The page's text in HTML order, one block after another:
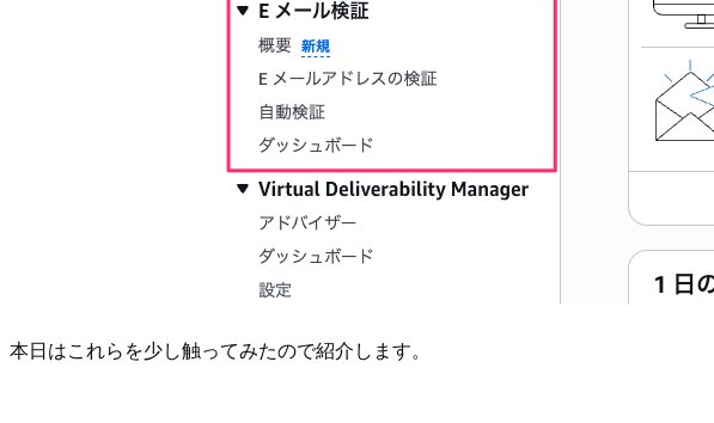
本日はこれらを少し触ってみたので紹介します。